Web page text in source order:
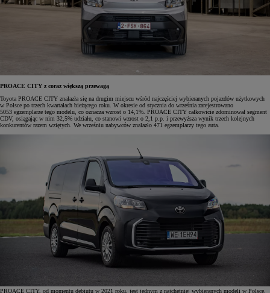
PROACE CITY z coraz większą przewagą
Toyota PROACE CITY znalazła się na drugim miejscu wśród najczęściej wybieranych pojazdów użytkowych
w Polsce po trzech kwartałach bieżącego roku. W okresie od stycznia do września zarejestrowano
5053 egzemplarze tego modelu, co oznacza wzrost o 14,1%. PROACE CITY całkowicie zdominował segment
CDV, osiągając w nim 32,5% udziału, co stanowi wzrost o 2,1 p.p. i przewyższa wynik trzech kolejnych
konkurentów razem wziętych. We wrześniu nabywców znalazło 471 egzemplarzy tego auta.
PROACE CITY, od momentu debiutu w 2021 roku, jest jednym z najchętniej wybieranych modeli w Polsce.